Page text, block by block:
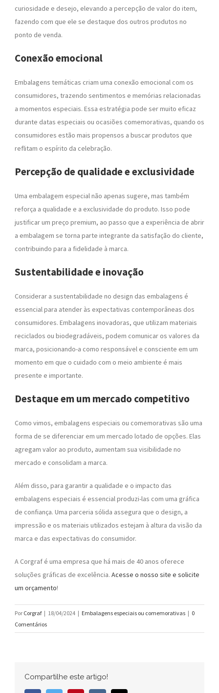
curiosidade e desejo, elevando a percepção de valor do item,
fazendo com que ele se destaque dos outros produtos no
ponto de venda.
Conexão emocional
Embalagens temáticas criam uma conexão emocional com os
consumidores, trazendo sentimentos e memórias relacionadas
a momentos especiais. Essa estratégia pode ser muito eficaz
durante datas especiais ou ocasiões comemorativas, quando os
consumidores estão mais propensos a buscar produtos que
reflitam o espírito da celebração.
Percepção de qualidade e exclusividade
Uma embalagem especial não apenas sugere, mas também
reforça a qualidade e a exclusividade do produto. Isso pode
justificar um preço premium, ao passo que a experiência de abrir
a embalagem se torna parte integrante da satisfação do cliente,
contribuindo para a fidelidade à marca.
Sustentabilidade e inovação
Considerar a sustentabilidade no design das embalagens é
essencial para atender às expectativas contemporâneas dos
consumidores. Embalagens inovadoras, que utilizam materiais
reciclados ou biodegradáveis, podem comunicar os valores da
marca, posicionando-a como responsável e consciente em um
momento em que o cuidado com o meio ambiente é mais
presente e importante.
Destaque em um mercado competitivo
Como vimos, embalagens especiais ou comemorativas são uma
forma de se diferenciar em um mercado lotado de opções. Elas
agregam valor ao produto, aumentam sua visibilidade no
mercado e consolidam a marca.
Além disso, para garantir a qualidade e o impacto das
embalagens especiais é essencial produzi-las com uma gráfica
de confiança. Uma parceria sólida assegura que o design, a
impressão e os materiais utilizados estejam à altura da visão da
marca e das expectativas do consumidor.
A Corgraf é uma empresa que há mais de 40 anos oferece
soluções gráficas de excelência. Acesse o nosso site e solicite
um orçamento!
Por Corgraf | 18/04/2024 | Embalagens especiais ou comemorativas | 0
Comentários
Compartilhe este artigo!